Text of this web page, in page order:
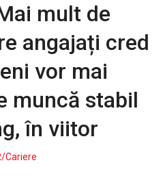
mult de
angajați cred
vor mai
muncă stabil
în viitor
Cariere